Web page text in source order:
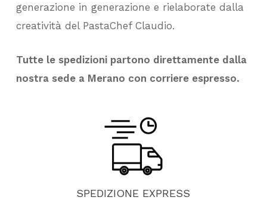
generazione in generazione e rielaborate dalla
creatività del PastaChef Claudio.
Tutte le spedizioni partono direttamente dalla
nostra sede a Merano con corriere espresso.
SPEDIZIONE EXPRESS